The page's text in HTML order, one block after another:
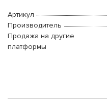
Артикул
Производитель
Продажа на другие
платформы